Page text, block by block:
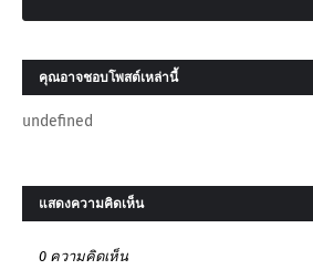
คุณอาจชอบโพสต์เหล่านี้
undefined
แสดงความคิดเห็น
0 ความคิดเห็น